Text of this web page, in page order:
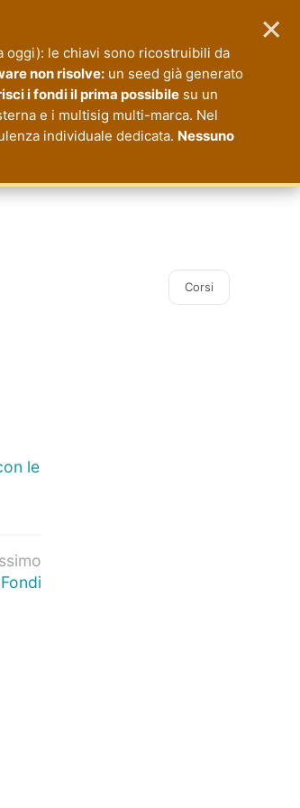
oggi): le chiavi sono ricostruibili da
non risolve: un seed già generato
i fondi il prima possibile su un
e i multisig multi-marca. Nel
individuale dedicata. Nessuno
×
Corsi
le